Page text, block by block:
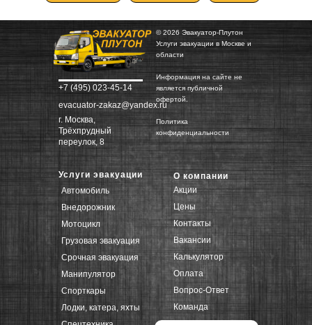
Услуги эвакуации
Автомобиль
Внедорожник
Мотоцикл
Грузовая эвакуация
Срочная эвакуация
Манипулятор
Спорткары
О компании
Акции
Цены
Контакты
Вакансии
Калькулятор
Оплата
Вопрос-Ответ
Команда
© 2026 Эвакуатор-Плутон
Услуги эвакуации в Москве и
области
Информация на сайте не
является публичной
офертой.
Политика
конфиденциальности
+7 (495) 023-45-14
evacuator-zakaz@yandex.ru
г. Москва,
Трёхпрудный
переулок, 8
Лодки, катера, яхты